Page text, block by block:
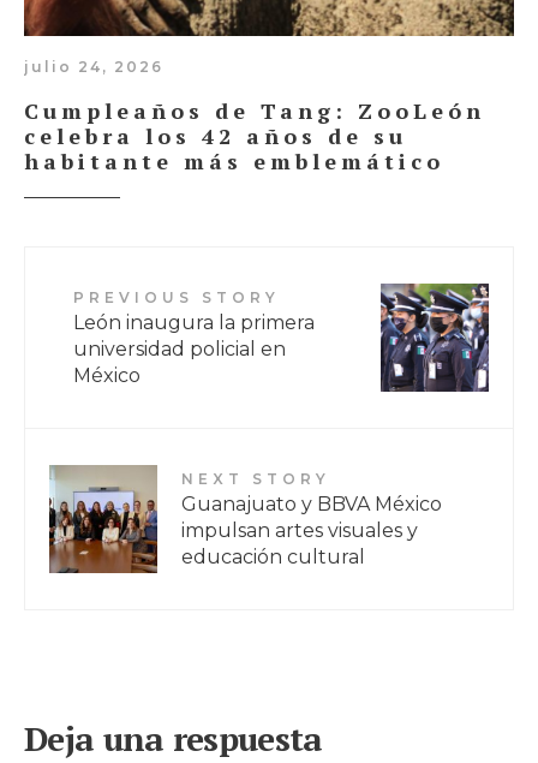
julio 24, 2026
Cumpleaños de Tang: ZooLeón
celebra los 42 años de su
habitante más emblemático
PREVIOUS STORY
León inaugura la primera
universidad policial en
México
NEXT STORY
Guanajuato y BBVA México
impulsan artes visuales y
educación cultural
Deja una respuesta